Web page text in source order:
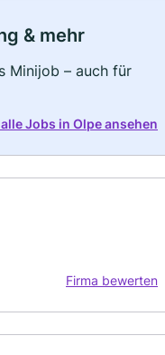
& mehr
Minijob – auch für
Jobs in Olpe ansehen
Firma bewerten